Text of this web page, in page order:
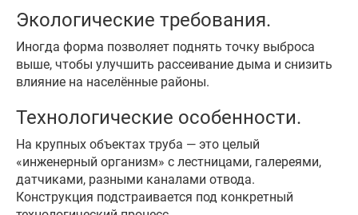
Экологические требования.
Иногда форма позволяет поднять точку выброса
выше, чтобы улучшить рассеивание дыма и снизить
влияние на населённые районы.
Технологические особенности.
На крупных объектах труба — это целый
«инженерный организм» с лестницами, галереями,
датчиками, разными каналами отвода.
Конструкция подстраивается под конкретный